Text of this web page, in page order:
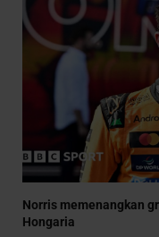
Norris memenangkan
Hongaria